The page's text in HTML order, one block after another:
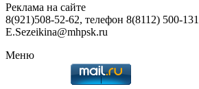
Реклама на сайте
8(921)508-52-62, телефон 8(8112) 500-131
E.Sezeikina@mhpsk.ru
Меню